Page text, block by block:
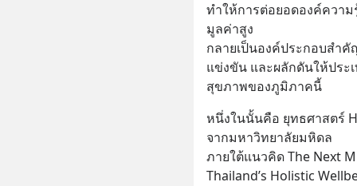
ทำให้การต่อยอดองค์ควา
มูลค่าสูง
กลายเป็นองค์ประกอบสำ
แข่งขัน และผลักดันให้ประ
สุขภาพของภูมิภาคนี้
หนึ่งในนั้นคือ ยุทธศาสตร์
จากมหาวิทยาลัยมหิดล
ภายใต้แนวคิด The Next
Thailand’s Holistic